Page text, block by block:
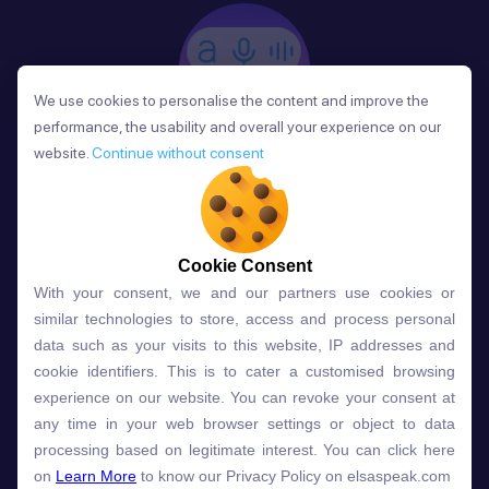
Phản Hồi
Sau mỗi bài học, người học nhận phản hồi về phát
âm và ngữ pháp ngay lập tức, giúp cải thiện kỹ năng
và tiến bộ nhanh chóng.
Lựa chọn gói học ELSA dành
cho bạn
We use cookies to personalise the content and improve the
performance, the usability and overall your experience on our
website. Continue without consent
Cookie Consent
With your consent, we and our partners use cookies or
similar technologies to store, access and process personal
data such as your visits to this website, IP addresses and
cookie identifiers. This is to cater a customised browsing
experience on our website. You can revoke your consent at
any time in your web browser settings or object to data
processing based on legitimate interest. You can click here
on Learn More to know our Privacy Policy on elsaspeak.com
We use cookies to personalise the content and improve the
performance, the usability and overall your experience on our
website. Continue without consent
Cookie Consent
With your consent, we and our partners use cookies or
similar technologies to store, access and process personal
data such as your visits to this website, IP addresses and
cookie identifiers. This is to cater a customised browsing
experience on our website. You can revoke your consent at
any time in your web browser settings or object to data
processing based on legitimate interest. You can click here
on Learn More to know our Privacy Policy on elsaspeak.com